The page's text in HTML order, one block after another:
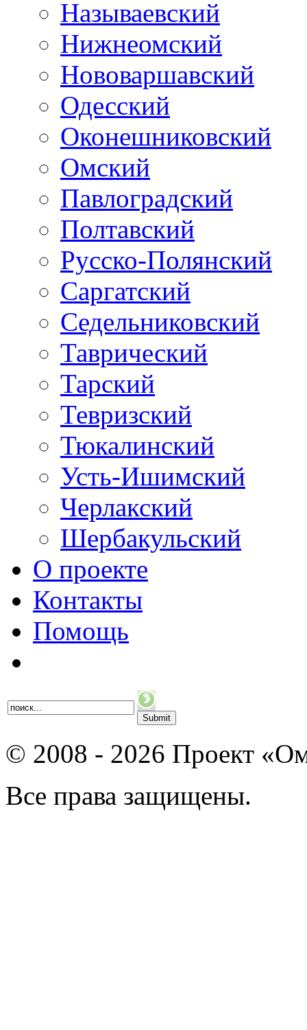
Называевский
Нижнеомский
Нововаршавский
Одесский
Оконешниковский
Омский
Павлоградский
Полтавский
Русско-Полянский
Саргатский
Седельниковский
Таврический
Тарский
Тевризский
Тюкалинский
Усть-Ишимский
Черлакский
Шербакульский
О проекте
Контакты
Помощь
© 2008 - 2026 Проект
Все права защищены.